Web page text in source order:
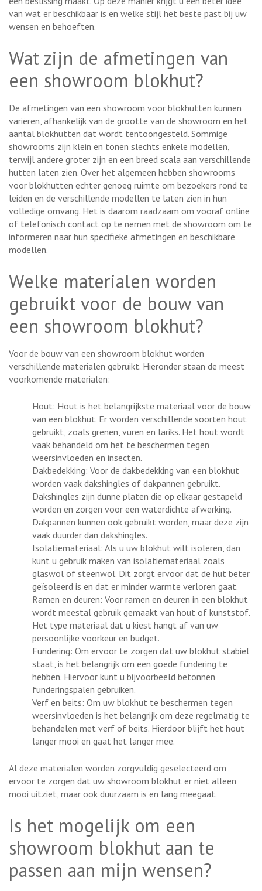
van wat er beschikbaar is en welke stijl het beste past bij uw
wensen en behoeften.
Wat zijn de afmetingen van
een showroom blokhut?
De afmetingen van een showroom voor blokhutten kunnen
variëren, afhankelijk van de grootte van de showroom en het
aantal blokhutten dat wordt tentoongesteld. Sommige
showrooms zijn klein en tonen slechts enkele modellen,
terwijl andere groter zijn en een breed scala aan verschillende
hutten laten zien. Over het algemeen hebben showrooms
voor blokhutten echter genoeg ruimte om bezoekers rond te
leiden en de verschillende modellen te laten zien in hun
volledige omvang. Het is daarom raadzaam om vooraf online
of telefonisch contact op te nemen met de showroom om te
informeren naar hun specifieke afmetingen en beschikbare
modellen.
Welke materialen worden
gebruikt voor de bouw van
een showroom blokhut?
Voor de bouw van een showroom blokhut worden
verschillende materialen gebruikt. Hieronder staan de meest
voorkomende materialen:
Hout: Hout is het belangrijkste materiaal voor de bouw
van een blokhut. Er worden verschillende soorten hout
gebruikt, zoals grenen, vuren en lariks. Het hout wordt
vaak behandeld om het te beschermen tegen
weersinvloeden en insecten.
Dakbedekking: Voor de dakbedekking van een blokhut
worden vaak dakshingles of dakpannen gebruikt.
Dakshingles zijn dunne platen die op elkaar gestapeld
worden en zorgen voor een waterdichte afwerking.
Dakpannen kunnen ook gebruikt worden, maar deze zijn
vaak duurder dan dakshingles.
Isolatiemateriaal: Als u uw blokhut wilt isoleren, dan
kunt u gebruik maken van isolatiemateriaal zoals
glaswol of steenwol. Dit zorgt ervoor dat de hut beter
geïsoleerd is en dat er minder warmte verloren gaat.
Ramen en deuren: Voor ramen en deuren in een blokhut
wordt meestal gebruik gemaakt van hout of kunststof.
Het type materiaal dat u kiest hangt af van uw
persoonlijke voorkeur en budget.
Fundering: Om ervoor te zorgen dat uw blokhut stabiel
staat, is het belangrijk om een goede fundering te
hebben. Hiervoor kunt u bijvoorbeeld betonnen
funderingspalen gebruiken.
Verf en beits: Om uw blokhut te beschermen tegen
weersinvloeden is het belangrijk om deze regelmatig te
behandelen met verf of beits. Hierdoor blijft het hout
langer mooi en gaat het langer mee.
Al deze materialen worden zorgvuldig geselecteerd om
ervoor te zorgen dat uw showroom blokhut er niet alleen
mooi uitziet, maar ook duurzaam is en lang meegaat.
Is het mogelijk om een
showroom blokhut aan te
passen aan mijn wensen?